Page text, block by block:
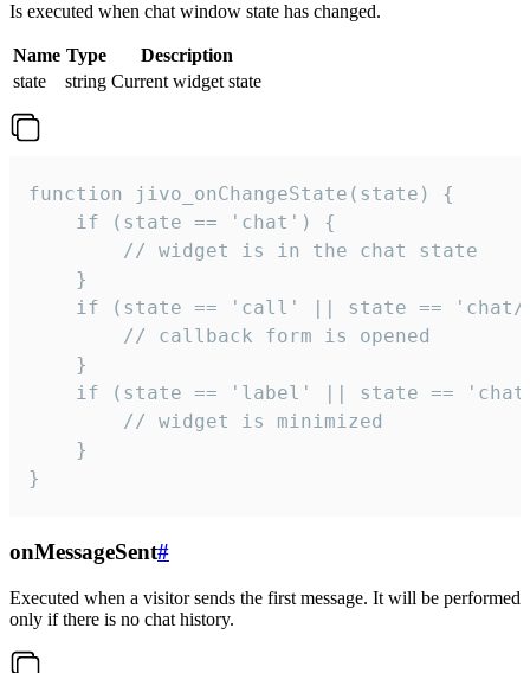
Is executed when chat window state has changed.
Name Type
Description
state
string Current widget state
function jivo_onChangeState(state) {
    if (state == 'chat') {
        // widget is in the chat state
    }
if (state == 'call' || state ==
        // callback form is opened
    }
if (state == 'label' || state ==
        // widget is minimized
    }
}
onMessageSent#
Executed when a visitor sends the first message. It will be performed
only if there is no chat history.